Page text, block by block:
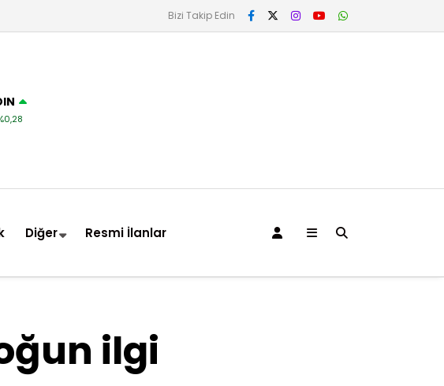
Bizi Takip Edin
Diğer Resmi İlanlar
ilgi